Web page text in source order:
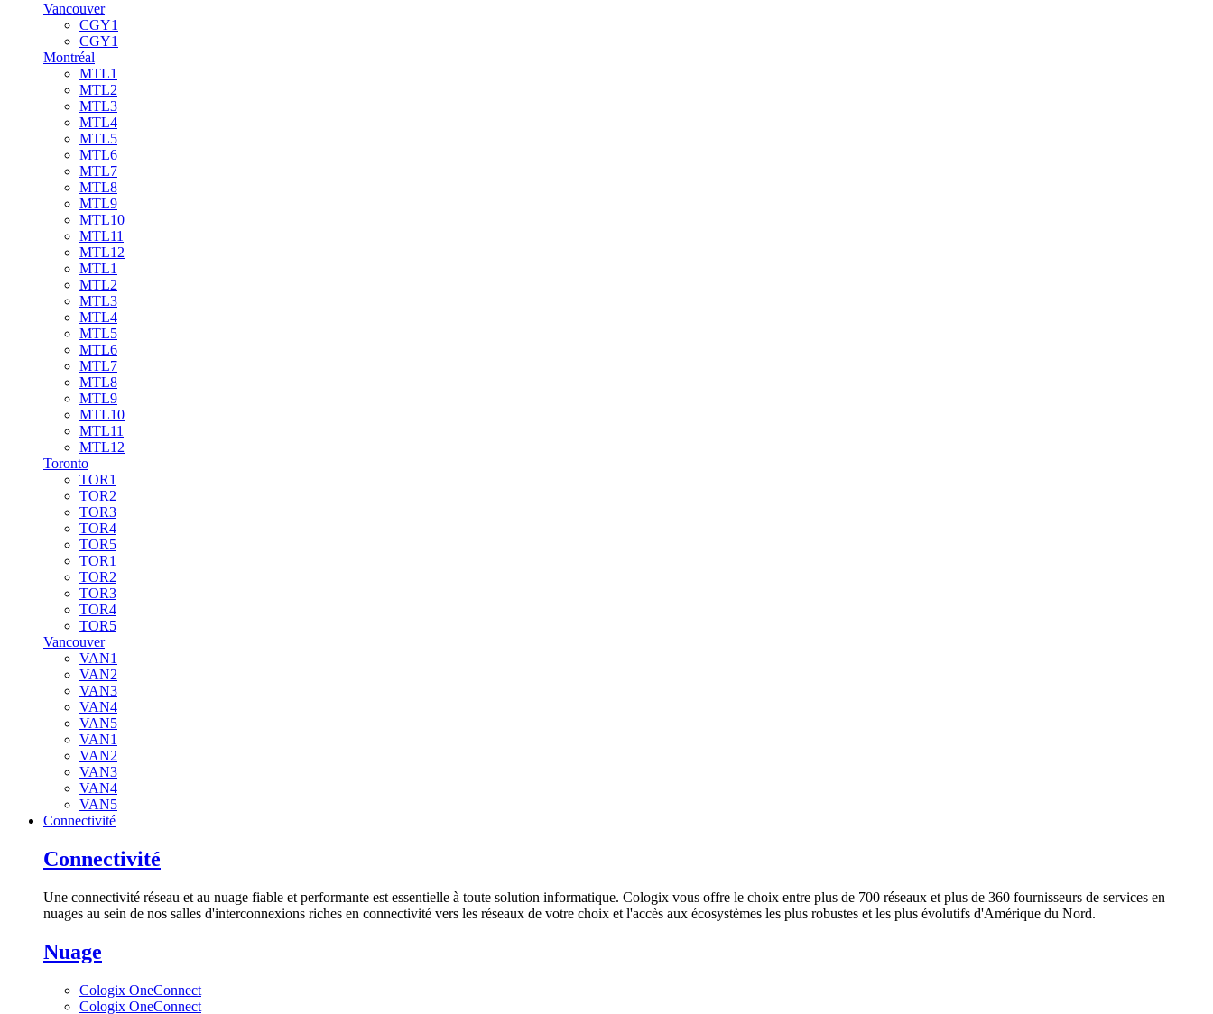
Vancouver
CGY1
CGY1
Montréal
MTL1
MTL2
MTL3
MTL4
MTL5
MTL6
MTL7
MTL8
MTL9
MTL10
MTL11
MTL12
MTL1
MTL2
MTL3
MTL4
MTL5
MTL6
MTL7
MTL8
MTL9
MTL10
MTL11
MTL12
Toronto
TOR1
TOR2
TOR3
TOR4
TOR5
TOR1
TOR2
TOR3
TOR4
TOR5
Vancouver
VAN1
VAN2
VAN3
VAN4
VAN5
VAN1
VAN2
VAN3
VAN4
VAN5
Connectivité
Connectivité
Une connectivité réseau et au nuage fiable et performante est essentielle à toute solution informatique. Cologix vous offre le choix entre plus de 700 réseaux et plus de 360 fournisseurs de services en
nuages au sein de nos salles d'interconnexions riches en connectivité vers les réseaux de votre choix et l'accès aux écosystèmes les plus robustes et les plus évolutifs d'Amérique du Nord.
Nuage
Cologix OneConnect
Cologix OneConnect